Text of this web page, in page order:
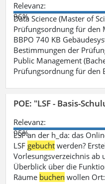
Relevanz:
96%
Data Science (Master of
Prüfungsordnung für den
BBPO 740 KB
Bestimmungen der
Public Management
Prüfungsordnung für den
POE: "LSF - Basis-
Relevanz:
95%
LSF an der h_da: das
LSF gebucht werden?
Vorlesungsverzeichnis ab
Überblick über die
Räume buchen wollen